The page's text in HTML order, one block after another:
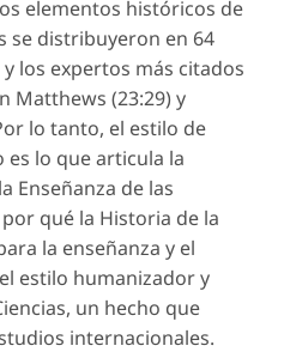
elementos históricos de
se distribuyeron en 64
los expertos más citados
Matthews (23:29) y
lo tanto, el estilo de
lo que articula la
Enseñanza de las
qué la Historia de la
la enseñanza y el
estilo humanizador y
un hecho que
internacionales.